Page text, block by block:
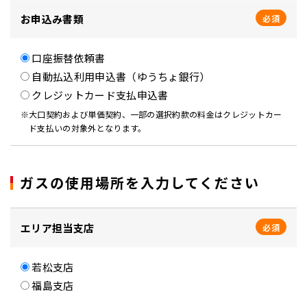
お申込み書類 必須
口座振替依頼書
自動払込利用申込書（ゆうちょ銀行）
クレジットカード支払申込書
大口契約および単価契約、一部の選択約款の料金はクレジットカー
ド支払いの対象外となります。
ガスの使用場所を入力してください
エリア担当支店 必須
若松支店
福島支店